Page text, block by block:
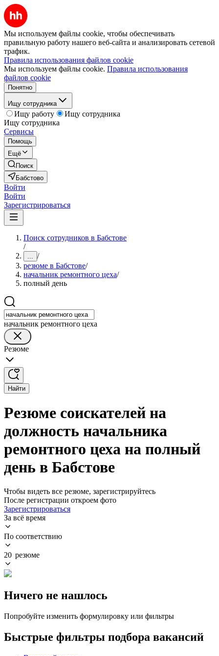
Мы используем файлы cookie, чтобы обеспечивать
правильную работу нашего веб-сайта и анализировать сетевой
трафик.
Правила использования файлов cookie
Мы используем файлы cookie. Правила использования
файлов cookie
Понятно
Ищу сотрудника
Ищу работу
Ищу сотрудника
Ищу сотрудника
Сервисы
Помощь
Ещё
Поиск
Бабстово
Войти
Войти
Зарегистрироваться
Поиск сотрудников в Бабстове
/
... /
резюме в Бабстове/
начальник ремонтного цеха/
полный день
начальник ремонтного цеха
Резюме
Найти
Резюме соискателей на
должность начальника
ремонтного цеха на полный
день в Бабстове
Чтобы видеть все резюме, зарегистрируйтесь
После регистрации откроем фото
Зарегистрироваться
За всё время
По соответствию
20 резюме
Ничего не нашлось
Попробуйте изменить формулировку или фильтры
Быстрые фильтры подбора вакансий